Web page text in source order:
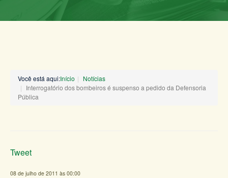
Você está aqui:Início
Notícias
Interrogatório dos bombeiros é suspenso a pedido da Defensoria
Pública
Tweet
08 de julho de 2011 às 00:00